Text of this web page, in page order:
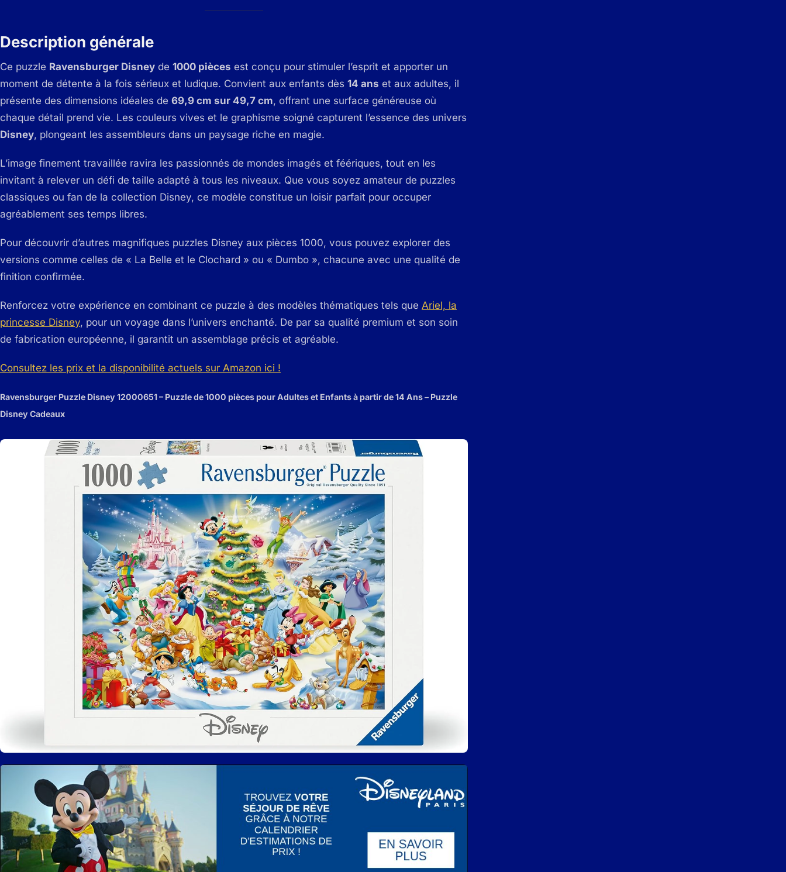
Description générale
Ce puzzle Ravensburger Disney de 1000 pièces est conçu pour stimuler l’esprit et apporter un
moment de détente à la fois sérieux et ludique. Convient aux enfants dès 14 ans et aux adultes, il
présente des dimensions idéales de 69,9 cm sur 49,7 cm, offrant une surface généreuse où
chaque détail prend vie. Les couleurs vives et le graphisme soigné capturent l’essence des univers
Disney, plongeant les assembleurs dans un paysage riche en magie.
L’image finement travaillée ravira les passionnés de mondes imagés et féériques, tout en les
invitant à relever un défi de taille adapté à tous les niveaux. Que vous soyez amateur de puzzles
classiques ou fan de la collection Disney, ce modèle constitue un loisir parfait pour occuper
agréablement ses temps libres.
Pour découvrir d’autres magnifiques puzzles Disney aux pièces 1000, vous pouvez explorer des
versions comme celles de « La Belle et le Clochard » ou « Dumbo », chacune avec une qualité de
finition confirmée.
Renforcez votre expérience en combinant ce puzzle à des modèles thématiques tels que Ariel, la
princesse Disney, pour un voyage dans l’univers enchanté. De par sa qualité premium et son soin
de fabrication européenne, il garantit un assemblage précis et agréable.
Consultez les prix et la disponibilité actuels sur Amazon ici !
Ravensburger Puzzle Disney 12000651 – Puzzle de 1000 pièces pour Adultes et Enfants à partir de 14 Ans – Puzzle
Disney Cadeaux